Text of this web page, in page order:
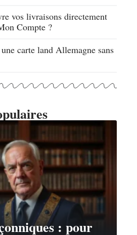
vos livraisons directement
Compte ?
carte land Allemagne sans
: pour